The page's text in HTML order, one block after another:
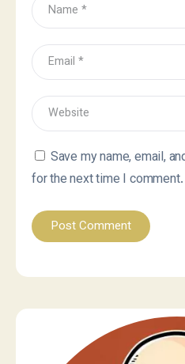
Save my name, email,
for the next time I comment.